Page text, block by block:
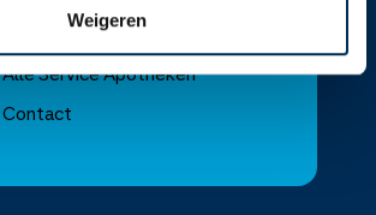
Weigeren
Download de app 📲
Alle Service Apotheken
Contact